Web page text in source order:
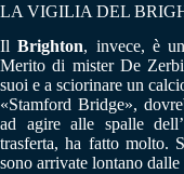
LA VIGILIA DEL
IlBrighton, invece, è
Merito di mister De
suoi e a sciorinare un
«Stamford Bridge»,
ad agire alle spalle
trasferta, ha fatto molto.
sono arrivate lontano dalle